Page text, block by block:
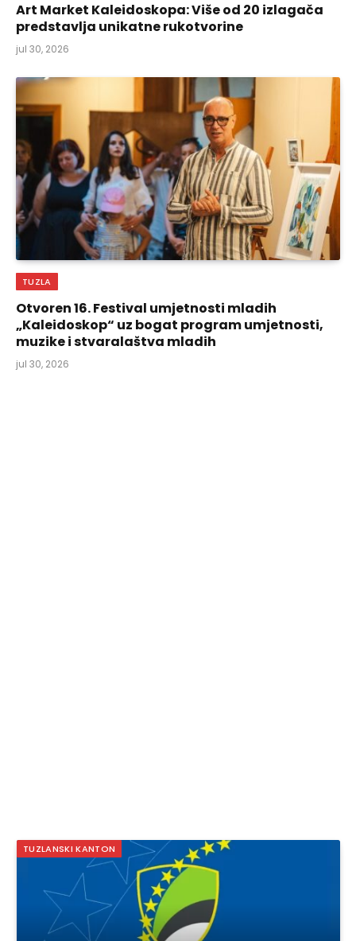
Art Market Kaleidoskopa: Više od 20 izlagača
predstavlja unikatne rukotvorine
jul 30, 2026
TUZLA
Otvoren 16. Festival umjetnosti mladih
„Kaleidoskop“ uz bogat program umjetnosti,
muzike i stvaralaštva mladih
jul 30, 2026
TUZLANSKI KANTON